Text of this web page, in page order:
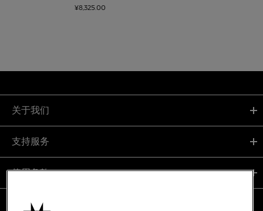
¥8,325.00
关于我们
支持服务
使用条款